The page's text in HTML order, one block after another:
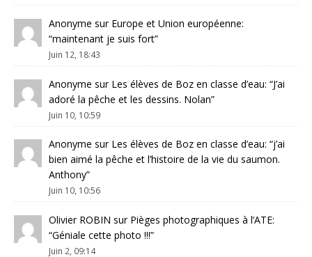
Anonyme sur Europe et Union européenne:
“maintenant je suis fort”
Juin 12, 18:43
Anonyme sur Les élèves de Boz en classe d’eau: “J’ai
adoré la pêche et les dessins. Nolan”
Juin 10, 10:59
Anonyme sur Les élèves de Boz en classe d’eau: “j’ai
bien aimé la pêche et l’histoire de la vie du saumon.
Anthony”
Juin 10, 10:56
Olivier ROBIN sur Pièges photographiques à l’ATE:
“Géniale cette photo !!!”
Juin 2, 09:14